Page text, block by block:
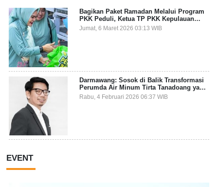
Bagikan Paket Ramadan Melalui Program
PKK Peduli, Ketua TP PKK Kepulauan
Selayar: Puasa Adalah Ajang Melatih
Kepekaan Sosial
Jumat, 6 Maret 2026 03:13 WIB
Darmawang: Sosok di Balik Transformasi
Perumda Air Minum Tirta Tanadoang yang
Makin Inovatif
Rabu, 4 Februari 2026 06:37 WIB
EVENT